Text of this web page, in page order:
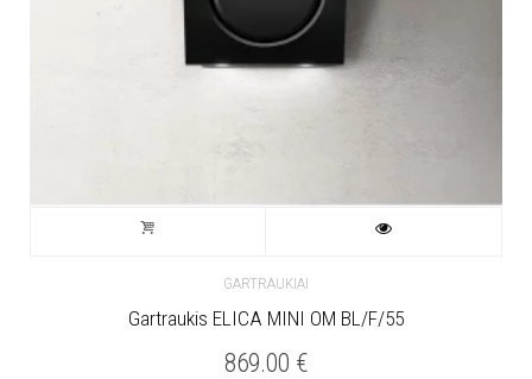
GARTRAUKIAI
Gartraukis ELICA MINI OM BL/F/55
869.00 €